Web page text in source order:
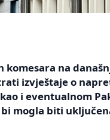
komesara na
izvještaje o
i eventualnom
mogla biti